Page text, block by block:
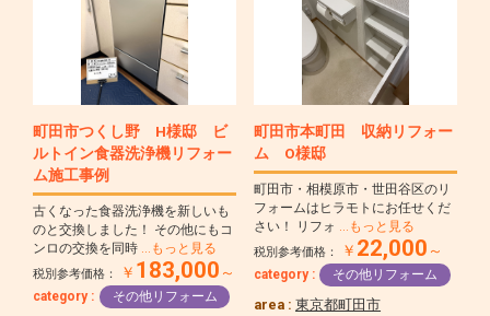
町田市つくし野 H様邸 ビ
ルトイン食器洗浄機リフォー
ム施工事例
古くなった食器洗浄機を新しいも
のと交換しました！ その他にもコ
ンロの交換を同時 …もっと見る
税別参考価格： ￥ 183,000 ～
category : その他リフォーム
町田市本町田 収納リフォー
ム O様邸
町田市・相模原市・世田谷区のリ
フォームはヒラモトにお任せくだ
さい！ リフォ …もっと見る
税別参考価格： ￥ 22,000 ～
category : その他リフォーム
area :東京都町田市